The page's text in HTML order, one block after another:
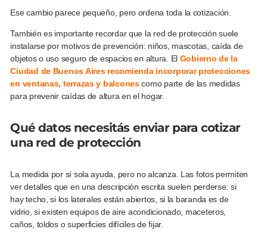
Ese cambio parece pequeño, pero ordena toda la cotización.
También es importante recordar que la red de protección suele
instalarse por motivos de prevención: niños, mascotas, caída de
objetos o uso seguro de espacios en altura. El Gobierno de la
Ciudad de Buenos Aires recomienda incorporar protecciones
en ventanas, terrazas y balconescomo parte de las medidas
para prevenir caídas de altura en el hogar.
Qué datos necesitás enviar para cotizar
una red de protección
La medida por sí sola ayuda, pero no alcanza. Las fotos permiten
ver detalles que en una descripción escrita suelen perderse: si
hay techo, si los laterales están abiertos, si la baranda es de
vidrio, si existen equipos de aire acondicionado, maceteros,
caños, toldos o superficies difíciles de fijar.